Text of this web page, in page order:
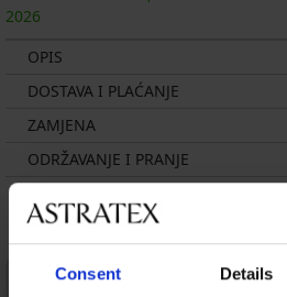
Consent Details
2026
OPIS
DOSTAVA I PLAĆANJE
ZAMJENA
ODRŽAVANJE I PRANJE
Možda će vam